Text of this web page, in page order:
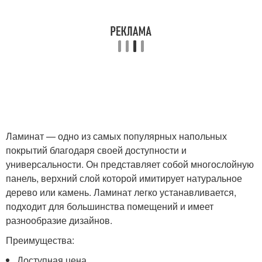
Ламинат — одно из самых популярных напольных
покрытий благодаря своей доступности и
универсальности. Он представляет собой многослойную
панель, верхний слой которой имитирует натуральное
дерево или камень. Ламинат легко устанавливается,
подходит для большинства помещений и имеет
разнообразие дизайнов.
Преимущества: